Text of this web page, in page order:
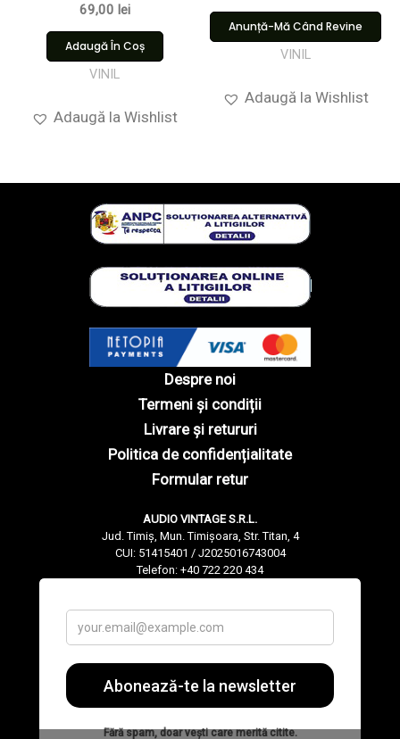
69,00 lei
Adaugă În Coș
VINIL
Adaugă la Wishlist
Anunță-Mă Când Revine
VINIL
Adaugă la Wishlist
Despre noi
Termeni și condiții
Livrare și retururi
Politica de confidențialitate
Formular retur
AUDIO VINTAGE S.R.L.
Jud. Timiș, Mun. Timișoara, Str. Titan, 4
CUI: 51415401 / J2025016743004
Telefon: +40 722 220 434